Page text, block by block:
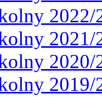
2022/
2021/
2020/
2019/